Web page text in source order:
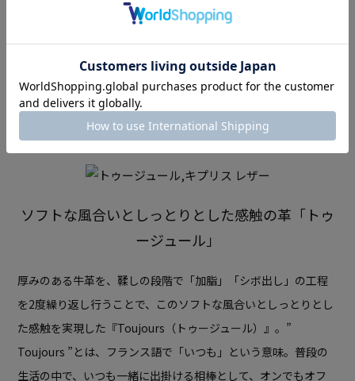
りと押さえることができます。
シリーズ説明
ソフトな風合いとしっとりとした感触の革「トゥ
ージュール」
厚みのある牛革を、鞣しの段階で「加脂」「シボ出し」の工程
を2度繰り返し行うことで、 このソフトな風合いとしっとりとし
た感触を実現した『Toujours（トゥージュール）』。 ”
Toujours ”とは、フランス語で「いつも」という意味。普段の
生活の中で、いつも一緒に出掛ける相棒として、オンでもオフ